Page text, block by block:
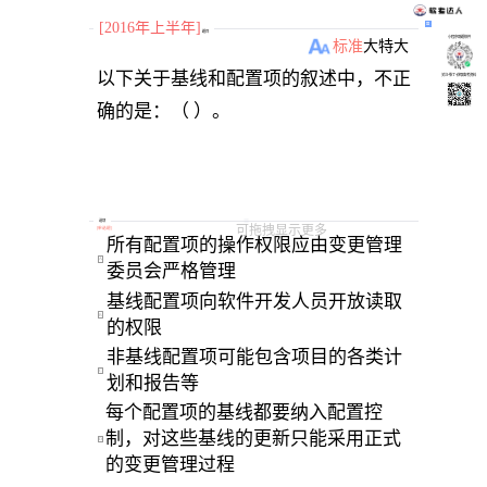
[2016年上半年] 题目
标准大特大
以下关于基线和配置项的叙述中，不正
可拖拽显示更多
选项
单选题
A
所有配置项的操作权限应由变更管理
委员会严格管理
B
基线配置项向软件开发人员开放读取
的权限
C
非基线配置项可能包含项目的各类计
划和报告等
D
每个配置项的基线都要纳入配置控
制，对这些基线的更新只能采用正式
的变更管理过程
小程序刷题软件
关注“柴丁”获取备考资料